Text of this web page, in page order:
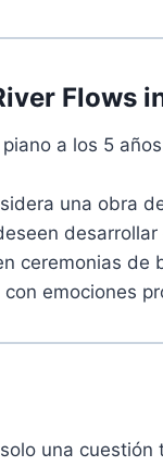
Flows
a los 5
una obra
ceremonias
emociones
una cuestión